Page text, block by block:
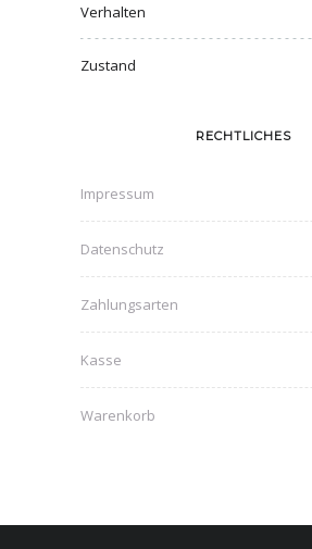
Verhalten
Zustand
RECHTLICHES
Impressum
Datenschutz
Zahlungsarten
Kasse
Warenkorb